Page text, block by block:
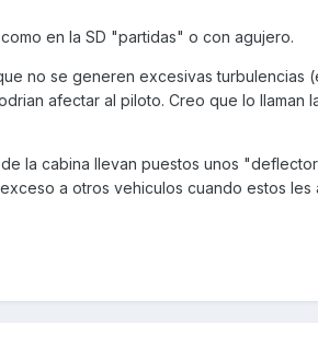
en la SD "partidas" o con agujero.
no se generen excesivas turbulencias
afectar al piloto. Creo que lo llaman
la cabina llevan puestos unos
a otros vehiculos cuando estos les